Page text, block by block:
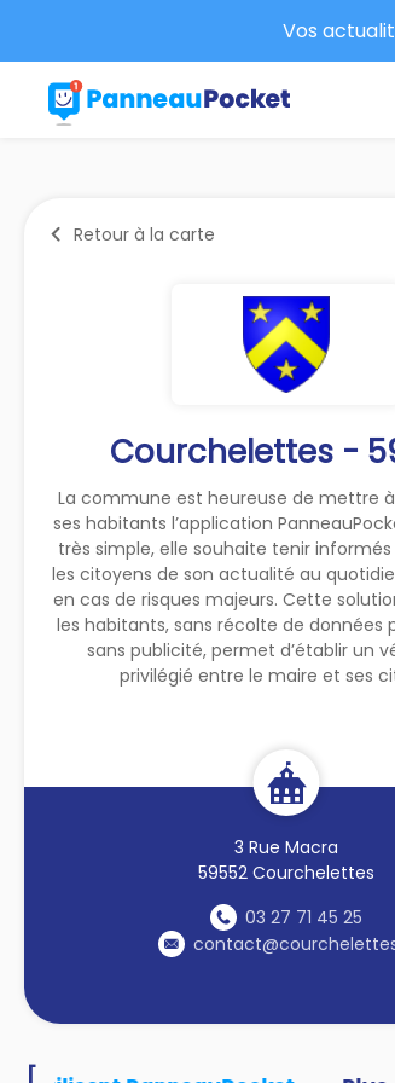
Vos
Retour à la carte
Courchelettes -
La commune est heureuse de mettre
ses habitants l’application
très simple, elle souhaite tenir
les citoyens de son actualité au
en cas de risques majeurs. Cette
les habitants, sans récolte de données
sans publicité, permet d’établir un
privilégié entre le maire et ses
3 Rue Macra
59552 Courchelettes
03 27 71 45 25